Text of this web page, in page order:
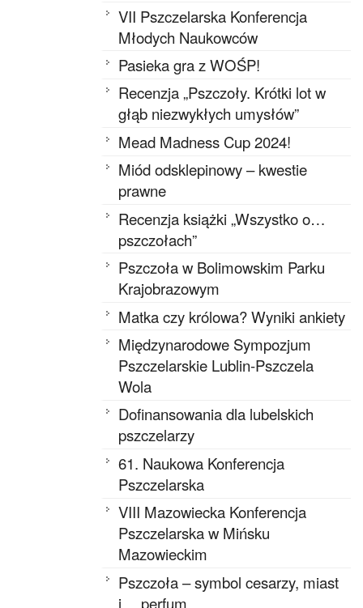
VII Pszczelarska Konferencja
Młodych Naukowców
Pasieka gra z WOŚP!
Recenzja „Pszczoły. Krótki lot w
głąb niezwykłych umysłów”
Mead Madness Cup 2024!
Miód odsklepinowy – kwestie
prawne
Recenzja książki „Wszystko o…
pszczołach”
Pszczoła w Bolimowskim Parku
Krajobrazowym
Matka czy królowa? Wyniki ankiety
Międzynarodowe Sympozjum
Pszczelarskie Lublin-Pszczela
Wola
Dofinansowania dla lubelskich
pszczelarzy
61. Naukowa Konferencja
Pszczelarska
VIII Mazowiecka Konferencja
Pszczelarska w Mińsku
Mazowieckim
Pszczoła – symbol cesarzy, miast
i… perfum